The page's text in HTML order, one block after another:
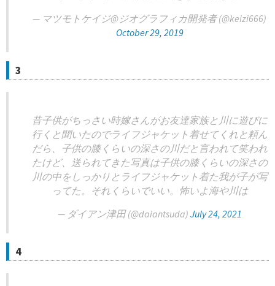
— マツモトケイジ@ジオグラフィカ開発者 (@keizi666)
October 29, 2019
3
昔子供がちっさい時嫁さんがお友達家族と川に遊びに
行くと聞いたのでライフジャケット着せてくれと頼ん
だら、子供の膝くらいの深さの川だと言われて笑われ
たけど、送られてきた写真は子供の膝くらいの深さの
川の中をしっかりとライフジャケット着た我が子が写
ってた。それくらいでいい。怖いよ海や川は
— ダイアン津田 (@daiantsuda) July 24, 2021
4